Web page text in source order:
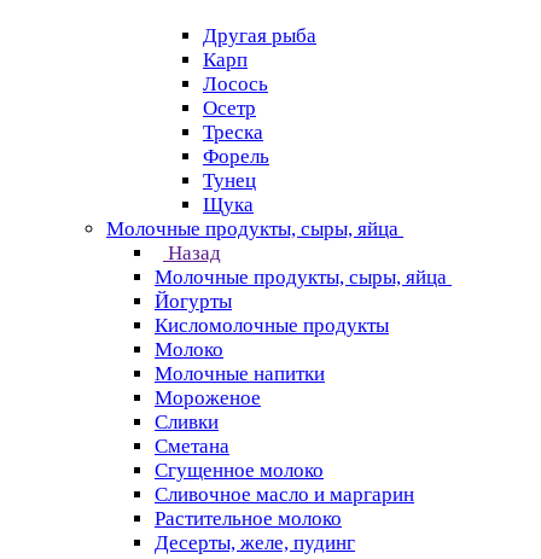
Другая рыба
Карп
Лосось
Осетр
Треска
Форель
Тунец
Щука
Молочные продукты, сыры, яйца
Назад
Молочные продукты, сыры, яйца
Йогурты
Кисломолочные продукты
Молоко
Молочные напитки
Мороженое
Сливки
Сметана
Сгущенное молоко
Сливочное масло и маргарин
Растительное молоко
Десерты, желе, пудинг